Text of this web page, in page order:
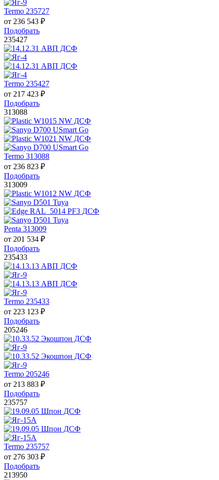
Termo 235727
от 236 543 ₽
Подобрать
235427
Termo 235427
от 217 423 ₽
Подобрать
313088
Termo 313088
от 236 823 ₽
Подобрать
313009
Penta 313009
от 201 534 ₽
Подобрать
235433
Termo 235433
от 223 123 ₽
Подобрать
205246
Termo 205246
от 213 883 ₽
Подобрать
235757
Termo 235757
от 276 303 ₽
Подобрать
213950